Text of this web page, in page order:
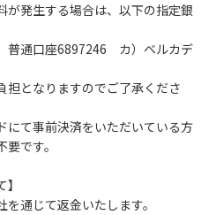
た場合には、相当額を弁償して
事故や盗難などにつきまして
。
項ならびに禁止事項】
ご遠慮願います。
ないでください。
の面会はご遠慮願います。
発生する場合は、以下の指定銀
普通口座6897246 カ）ベルカデ
となりますのでご了承くださ
て事前決済をいただいている方
です。
通じて返金いたします。